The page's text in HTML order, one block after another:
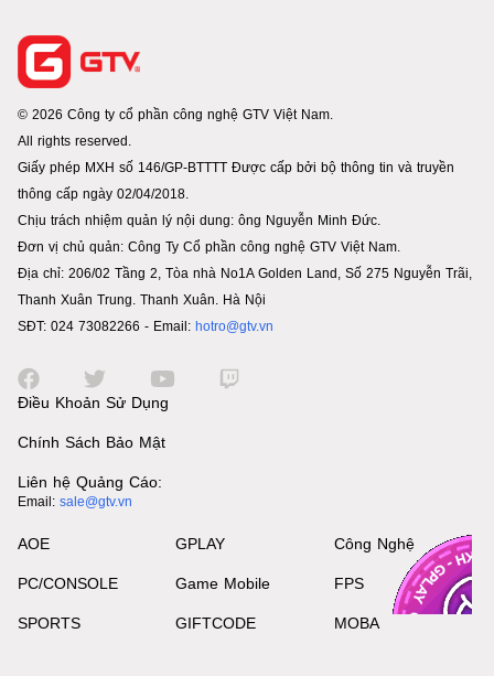
© 2026 Công ty cổ phần công nghệ GTV Việt Nam.
All rights reserved.
Giấy phép MXH số 146/GP-BTTTT Được cấp bởi bộ thông tin và truyền
thông cấp ngày 02/04/2018.
Chịu trách nhiệm quản lý nội dung: ông Nguyễn Minh Đức.
Đơn vị chủ quản: Công Ty Cổ phần công nghệ GTV Việt Nam.
Địa chỉ: 206/02 Tầng 2, Tòa nhà No1A Golden Land, Số 275 Nguyễn Trãi,
Thanh Xuân Trung. Thanh Xuân. Hà Nội
SĐT: 024 73082266 - Email: hotro@gtv.vn
Điều Khoản Sử Dụng
Chính Sách Bảo Mật
Liên hệ Quảng Cáo:
Email: sale@gtv.vn
AOE
PC/CONSOLE
SPORTS
GPLAY
Game Mobile
GIFTCODE
Công Nghệ
FPS
MOBA